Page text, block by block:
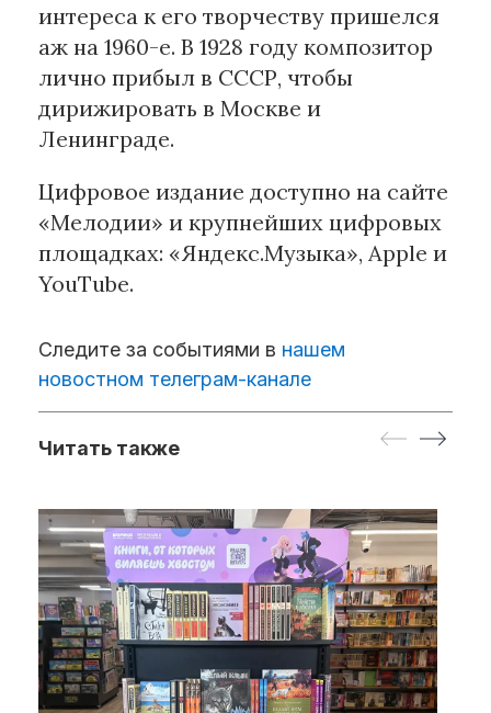
Смотрите нас в соцсетях и мессенджерах
интереса к его творчеству пришелся
аж на 1960-е. В 1928 году композитор
лично прибыл в СССР, чтобы
дирижировать в Москве и
Ленинграде.
Цифровое издание доступно на сайте
«Мелодии» и крупнейших цифровых
площадках: «Яндекс.Музыка», Apple и
YouTube.
Следите за событиями в нашем
новостном телеграм-канале
Читать также